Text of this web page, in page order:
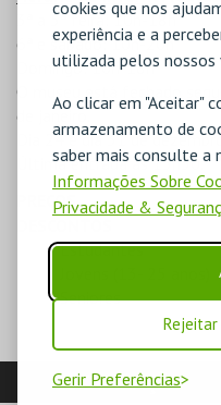
cookies que nos
experiência e a
utilizada pelos nossos
Ao clicar em "Aceitar"
armazenamento de
saber mais consulte a
Informações Sobre
Privacidade &
Gerir Preferências
3ª a 5ª feira: 10h-18h
6ª e sábado: 10h-20h
Domingo: 10h-18h
O museu está fechado
de janeiro.
Dia 24 e dia 31 de
Última entrada às 15h30.
PREÇOS
Estudantes
Seniores
LOCALIZAÇÃO